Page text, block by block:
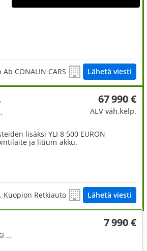
CONALIN CARS Lähetä viesti
67 990 €
ALV väh.kelp.
ym. LAATUA & TYYLIÄ!
lisäksi YLI 8 500 EURON
ja litium-akku.
Kuopion Retkiauto Lähetä viesti
7 990 €
1.9, Alkovi, 1.9 82hv ** TRUMA, PYÖRÄTELINE, MARKIISI **